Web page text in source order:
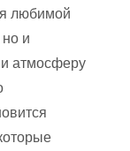
любимой
и
атмосферу